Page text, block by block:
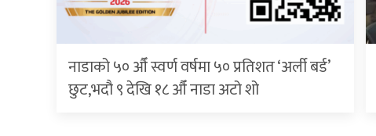
नाडाको ५० औँ स्वर्ण वर्षमा ५० प्रतिशत ‘अर्ली बर्ड’
छुट,भदौ ९ देखि १८ औँ नाडा अटो शो